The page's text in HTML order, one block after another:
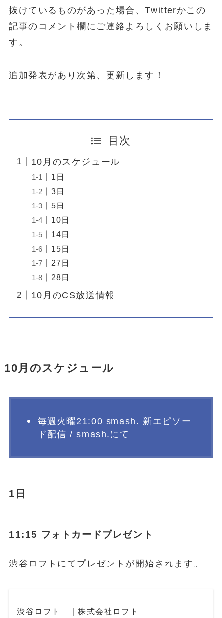
抜けているものがあった場合、Twitterかこの
記事のコメント欄にご連絡よろしくお願いしま
す。
追加発表があり次第、更新します！
目次
10月のスケジュール
1日
3日
5日
10日
14日
15日
27日
28日
10月のCS放送情報
10月のスケジュール
毎週火曜21:00 smash. 新エピソー
ド配信 / smash.にて
1日
11:15 フォトカードプレゼント
渋谷ロフトにてプレゼントが開始されます。
渋谷ロフト ｜株式会社ロフト